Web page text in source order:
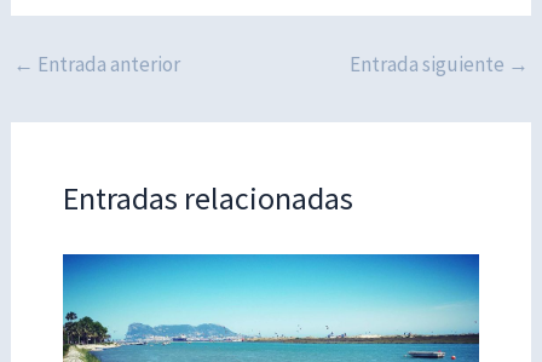
← Entrada anterior Entrada siguiente →
Entradas relacionadas